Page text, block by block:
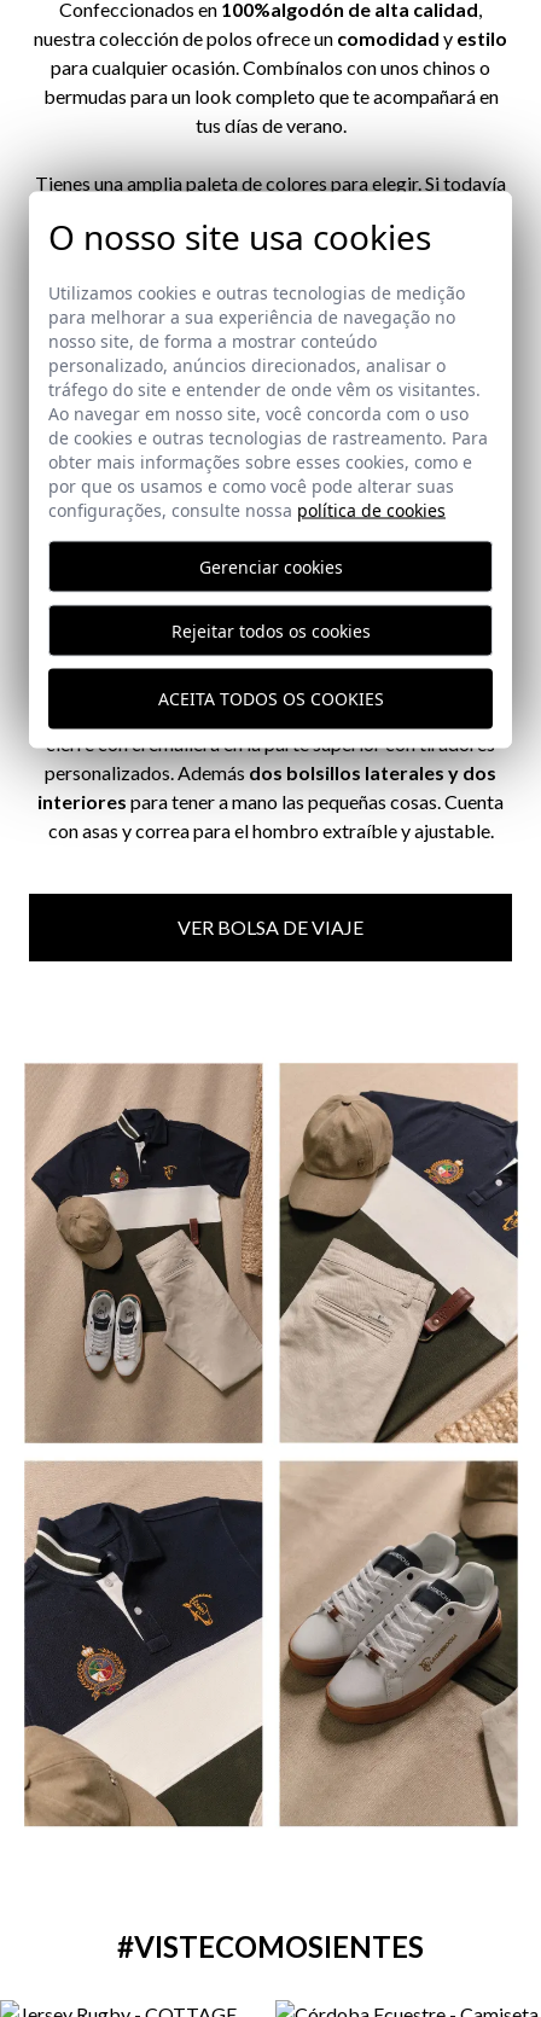
Confeccionados en 100%algodón de alta calidad,
nuestra colección de polos ofrece un comodidad y estilo
para cualquier ocasión. Combínalos con unos chinos o
bermudas para un look completo que te acompañará en
tus días de verano.
Tienes una amplia paleta de colores para elegir. Si todavía
elaboradas con tejidos naturales y suaves al tacto
encuentra tu camisa perfecta.
VER COLECCIÓN
bolsa de viaje es perfecta para ir allá donde
quieras.Tiene la medida perfecta para viajar tanto en
cierre con cremallera en la parte superior con tiradores
personalizados. Ademásdos bolsillos laterales y dos
interiores para tener a mano las pequeñas cosas. Cuenta
con asas y correa para el hombro extraíble y ajustable.
VER BOLSA DE VIAJE
#VISTECOMOSIENTES
O nosso site usa cookies
Utilizamos cookies e outras tecnologias de medição
para melhorar a sua experiência de navegação no
nosso site, de forma a mostrar conteúdo
personalizado, anúncios direcionados, analisar o
tráfego do site e entender de onde vêm os visitantes.
Ao navegar em nosso site, você concorda com o uso
de cookies e outras tecnologias de rastreamento. Para
obter mais informações sobre esses cookies, como e
por que os usamos e como você pode alterar suas
configurações, consulte nossa política de cookies
Gerenciar cookies
Rejeitar todos os cookies
ACEITA TODOS OS COOKIES